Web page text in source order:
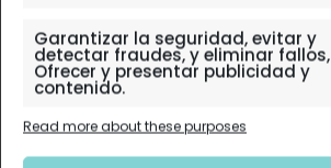
Garantizar la seguridad, evitar y
detectar fraudes, y eliminar fallos,
Ofrecer y presentar publicidad y
contenido.
Read more about these purposes